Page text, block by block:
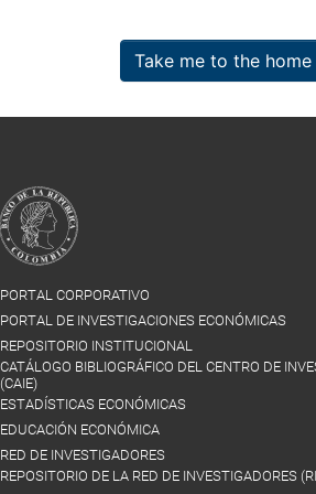
Take me to the
PORTAL CORPORATIVO
PORTAL DE INVESTIGACIONES ECONÓMICAS
REPOSITORIO INSTITUCIONAL
CATÁLOGO BIBLIOGRÁFICO DEL CENTRO DE
(CAIE)
ESTADÍSTICAS ECONÓMICAS
EDUCACIÓN ECONÓMICA
RED DE INVESTIGADORES
REPOSITORIO DE LA RED DE INVESTIGADORES